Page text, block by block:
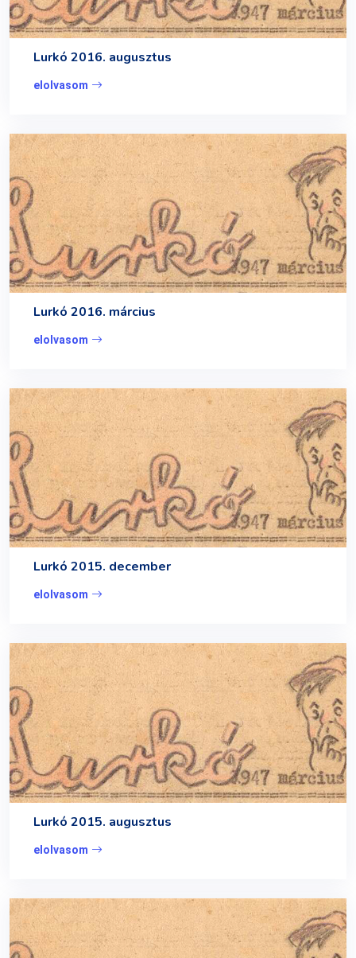
Lurkó 2016. augusztus
elolvasom
Lurkó 2016. március
elolvasom
Lurkó 2015. december
elolvasom
Lurkó 2015. augusztus
elolvasom